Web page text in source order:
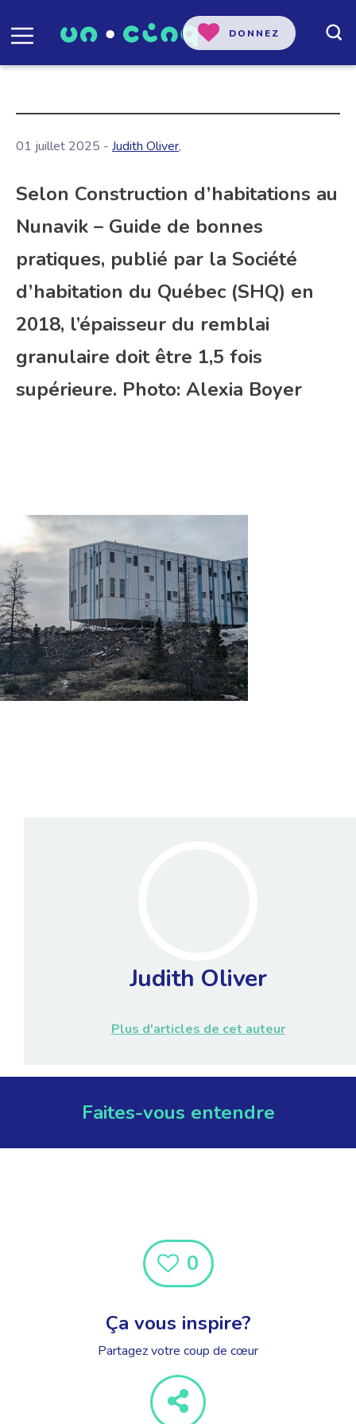
DONNEZ
01 juillet 2025 - Judith Oliver,
Selon Construction d’habitations au
Nunavik – Guide de bonnes
pratiques, publié par la Société
d’habitation du Québec (SHQ) en
2018, l’épaisseur du remblai
granulaire doit être 1,5 fois
supérieure. Photo: Alexia Boyer
Judith Oliver
Plus d'articles de cet auteur
Faites-vous entendre
0
Ça vous inspire?
Partagez votre coup de cœur